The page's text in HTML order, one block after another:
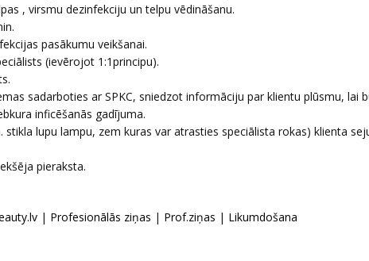
, virsmu dezinfekciju un telpu vēdināšanu.
pasākumu veikšanai.
(ievērojot 1:1principu).
sadarboties ar SPKC, sniedzot informāciju par klientu plūsmu, lai
inficēšanās gadījuma.
lupu lampu, zem kuras var atrasties speciālista rokas) klienta
pieraksta.
| Profesionālās ziņas | Prof.ziņas | Likumdošana